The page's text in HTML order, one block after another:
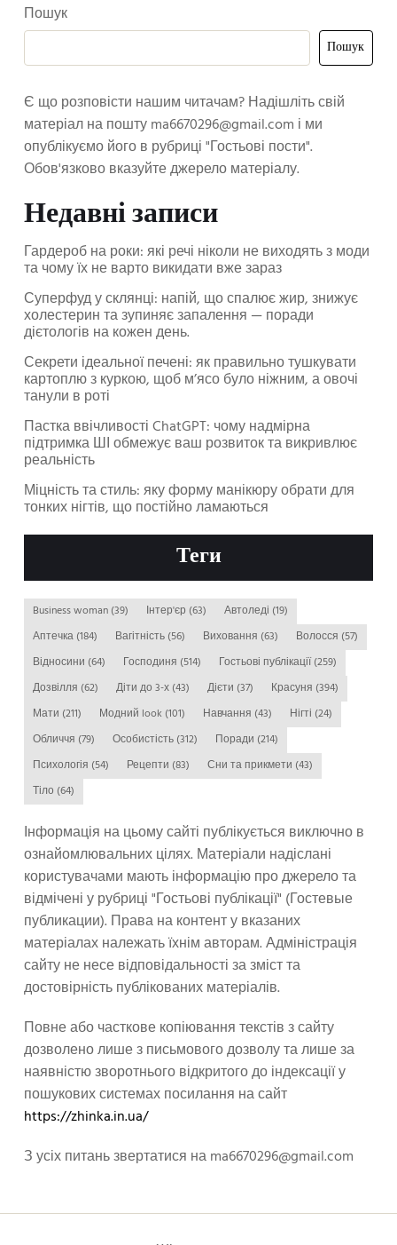
Пошук
Пошук
Є що розповісти нашим читачам? Надішліть свій
матеріал на поштуma6670296@gmail.com і ми
опублікуємо його в рубриці "Гостьові пости".
Обов'язково вказуйте джерело матеріалу.
Недавні записи
Гардероб на роки: які речі ніколи не виходять з моди
та чому їх не варто викидати вже зараз
Суперфуд у склянці: напій, що спалює жир, знижує
холестерин та зупиняє запалення — поради
дієтологів на кожен день.
Секрети ідеальної печені: як правильно тушкувати
картоплю з куркою, щоб м’ясо було ніжним, а овочі
танули в роті
Пастка ввічливості ChatGPT: чому надмірна
підтримка ШІ обмежує ваш розвиток та викривлює
реальність
Міцність та стиль: яку форму манікюру обрати для
тонких нігтів, що постійно ламаються
Теги
Business woman (39) Інтер'єр (63) Автоледі (19)
Аптечка (184) Вагітність (56) Виховання (63) Волосся (57)
Відносини (64) Господиня (514) Гостьові публікації(259)
Дозвілля (62) Діти до 3-х (43) Дієти (37) Красуня (394)
Мати (211) Модний look (101) Навчання (43) Нігті (24)
Обличчя (79) Особистість (312) Поради (214)
Психологія (54) Рецепти (83) Сни та прикмети (43)
Тіло (64)
Інформація на цьому сайті публікується виключно в
ознайомлювальних цілях. Матеріали надіслані
користувачами мають інформацію про джерело та
відмічені у рубриці "Гостьові публікації" (Гостевые
публикации). Права на контент у вказаних
матеріалах належать їхнім авторам. Адміністрація
сайту не несе відповідальності за зміст та
достовірність публікованих матеріалів.
Повне або часткове копіювання текстів з сайту
дозволено лише з письмового дозволу та лише за
наявністю зворотнього відкритого до індексації у
пошукових системах посилання на сайт
https://zhinka.in.ua/
З усіх питань звертатися наma6670296@gmail.com